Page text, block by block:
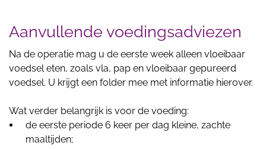
Aanvullende voedingsadviezen
Na de operatie mag u de eerste week alleen vloeibaar
voedsel eten, zoals vla, pap en vloeibaar gepureerd
voedsel. U krijgt een folder mee met informatie hierover.
Wat verder belangrijk is voor de voeding:
de eerste periode 6 keer per dag kleine, zachte
maaltijden;